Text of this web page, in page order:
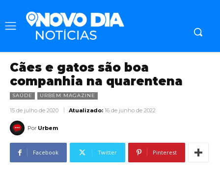
Cães e gatos são boa
companhia na quarentena
SAÚDE URBEM MAGAZINE
15 de julho de 2020 Atualizado: 16 de junho de 2022
Por Urbem
Facebook Twitter Pinterest